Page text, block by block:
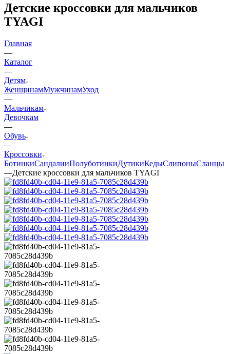
Детские кроссовки для мальчиков
TYAGI
Главная
—
Каталог
—
Детям
ЖенщинамМужчинамУход
—
Мальчикам
Девочкам
—
Обувь
—
Кроссовки
БотинкиСандалииПолуботинкиДутикиКедыСлипоныСланцы
—Детские кроссовки для мальчиков TYAGI